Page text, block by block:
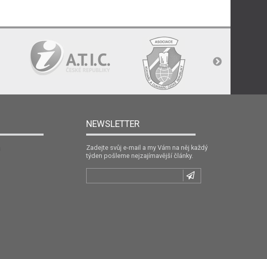
NEWSLETTER
Zadejte svůj e-mail a my Vám na něj každý
týden pošleme nejzajímavější články.